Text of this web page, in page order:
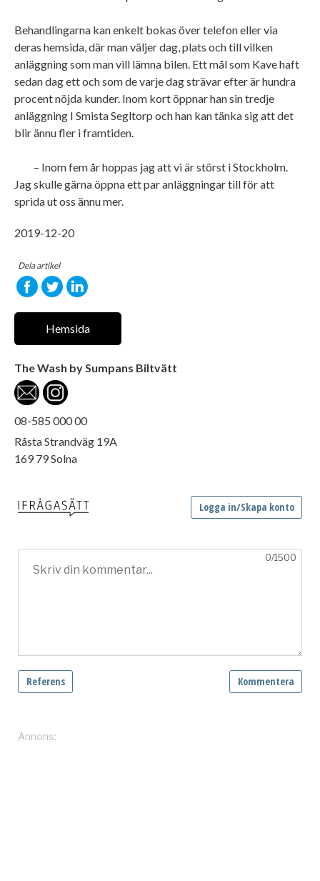
Behandlingarna kan enkelt bokas över telefon eller via
deras hemsida, där man väljer dag, plats och till vilken
anläggning som man vill lämna bilen. Ett mål som Kave haft
sedan dag ett och som de varje dag strävar efter är hundra
procent nöjda kunder. Inom kort öppnar han sin tredje
anläggning I Smista Segltorp och han kan tänka sig att det
blir ännu fler i framtiden.
– Inom fem år hoppas jag att vi är störst i Stockholm.
Jag skulle gärna öppna ett par anläggningar till för att
sprida ut oss ännu mer.
2019-12-20
Dela artikel
Hemsida
The Wash by Sumpans Biltvätt
08-585 000 00
Råsta Strandväg 19A
169 79 Solna